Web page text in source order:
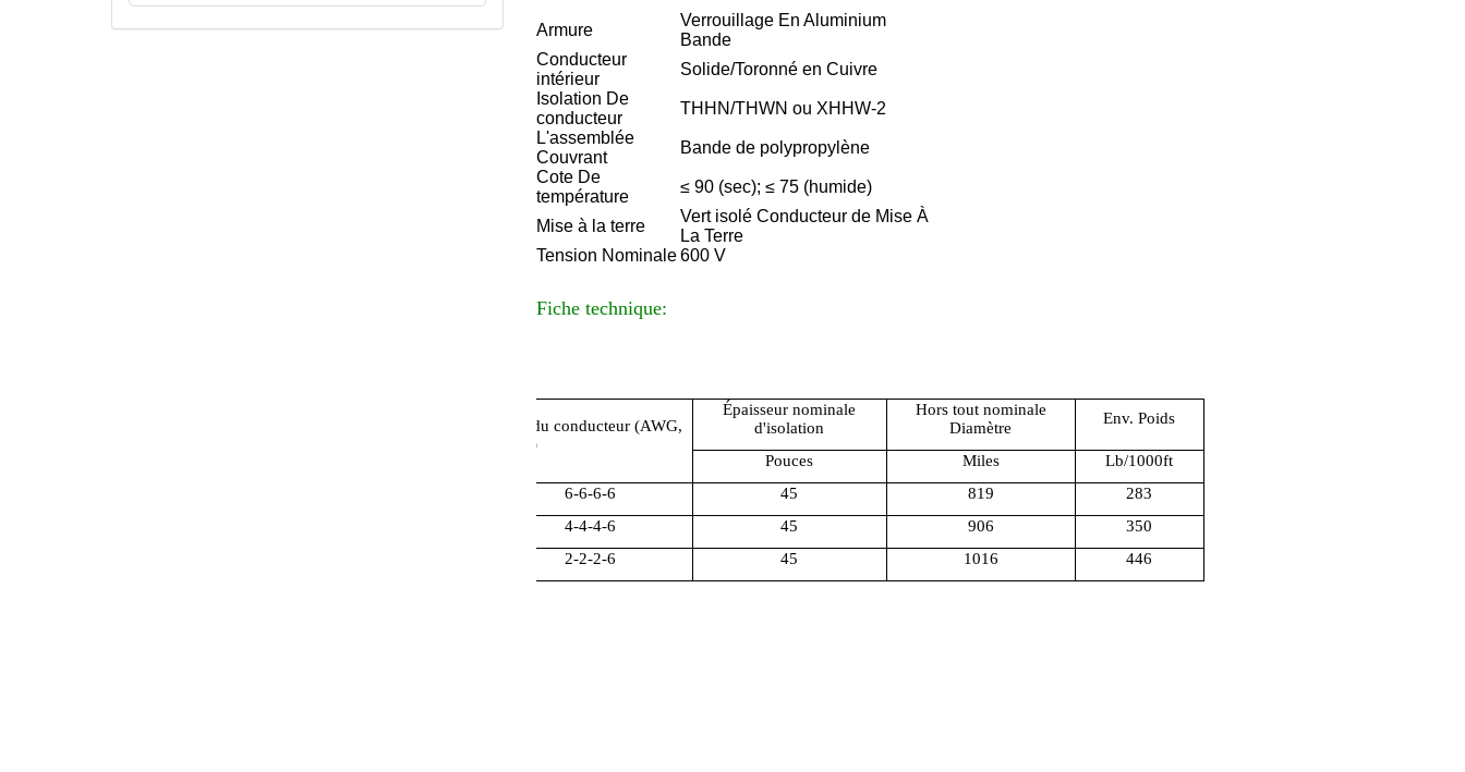
Armure
Verrouillage En Aluminium
Bande
Conducteur
intérieur
Solide/Toronné en Cuivre
Isolation De
conducteur
THHN/THWN ou XHHW-2
L'assemblée
Couvrant
Bande de polypropylène
Cote De
température
≤ 90 (sec); ≤ 75 (humide)
Mise à la terre
Vert isolé Conducteur de Mise À
La Terre
Tension Nominale600 V
Fiche technique:
Taille du conducteur (AWG,
Kcmil)
Épaisseur nominale
d'isolation
Hors tout nominale
Diamètre
Env. Poids
Pouces Miles
Lb/1000ft
6-6-6-6
45 819
283
4-4-4-6
45 906
350
2-2-2-6
45 1016 446